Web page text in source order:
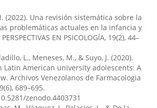
(2022). Una revisión sistemática sobre la
problemáticas actuales en la infancia y
EN PSICOLOGÍA, 19(2), 44–
L., Meneses, M., & Suyo, J. (2020).
Latin American university adolescents: A
Archivos Venezolanos de Farmacologia
689–695.
zenodo.4403731